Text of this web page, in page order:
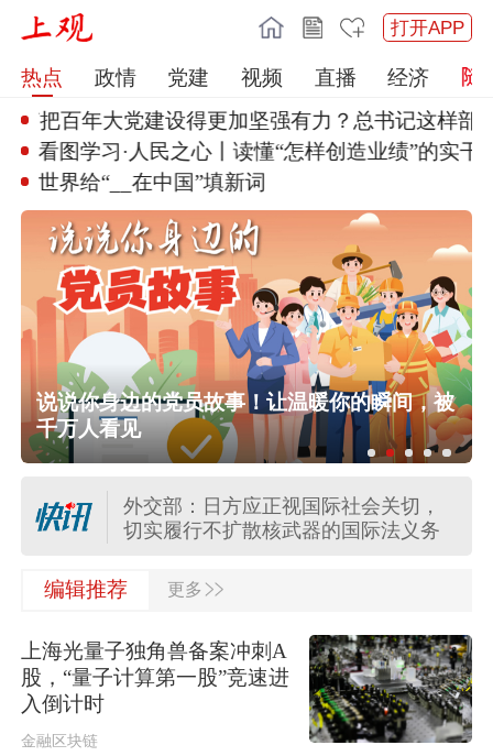
打开APP
热点 政情 党建 视频 直播
经济
把百年大党建设得更加坚强有力？总书记这样部署
看图学习·人民之心丨读懂“怎样创造业绩”的实干
世界给“__在中国”填新词
说说你身边的党员故事！让温暖你的瞬间，被
千万人看见
任前公示半年后，胡瑞连主动投案
外交部：日本“再军事化”已成地区和平
稳现实威胁，必须高度警惕
外交部：日方应正视国际社会关切，
切实履行不扩散核武器的国际法义务
“白海豚”登陆地点更新！中央气象台升
关于对派拓公司在华销售产品启动网
络安全审查的公告
台风“白海豚”影响我国已成定局 即将
编辑推荐 更多 >>
上海光量子独角兽备案冲刺A
股，“量子计算第一股”竞速进
入倒计时
金融区块链